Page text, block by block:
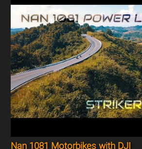
Nan 1081 Motorbikes with DJI